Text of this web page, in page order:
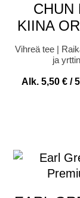
CHUN
KIINA
Vihreä tee |
ja
Alk. 5,50 €/